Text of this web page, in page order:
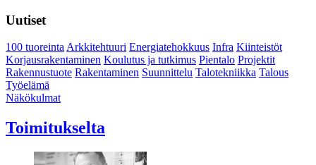
Uutiset
100 tuoreintaArkkitehtuuri Energiatehokkuus Infra Kiinteistöt
Korjausrakentaminen Koulutus ja tutkimus Pientalo Projektit
Rakennustuote Rakentaminen Suunnittelu Talotekniikka Talous
Työelämä
Näkökulmat
Toimitukselta